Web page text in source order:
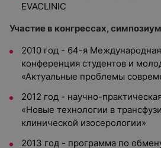
EVACLINIC
Участие в конгрессах,
2010 год - 64-я
конференция студентов и
«Актуальные проблемы
2012 год - научно-
«Новые технологии в
клинической изосерологии»
2013 год - программа по